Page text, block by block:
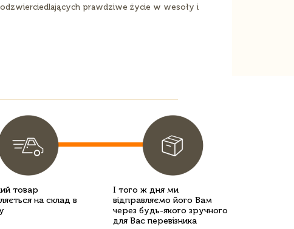
prawdziwe życie w wesoły i
товар
на склад в
І того ж дня ми
відправляємо його Вам
через будь-якого зручного
для Вас перевізника